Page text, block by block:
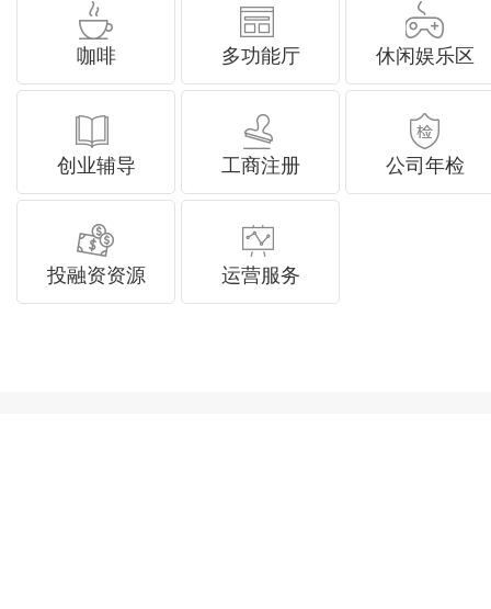
咖啡 多功能厅 休闲娱乐区
创业辅导 工商注册 公司年检
投融资资源 运营服务